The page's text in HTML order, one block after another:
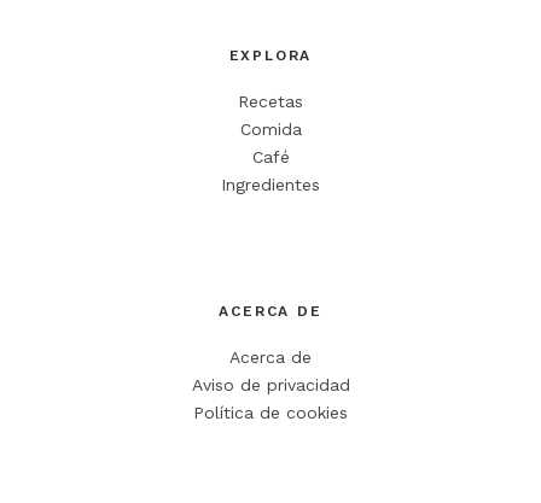
EXPLORA
Recetas
Comida
Café
Ingredientes
ACERCA DE
Acerca de
Aviso de privacidad
Política de cookies